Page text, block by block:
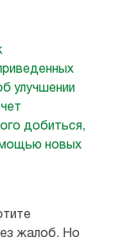
улучшении
добиться,
новых
жалоб. Но